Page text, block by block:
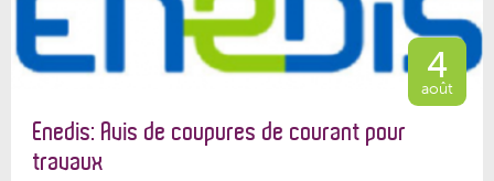
4
août
Enedis: Avis de coupures de courant pour
travaux